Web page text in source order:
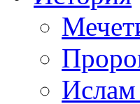
Ислам